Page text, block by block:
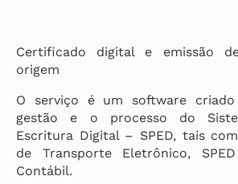
Certificado digital e emissão
origem
O serviço é um software
gestão e o processo do
Escritura Digital – SPED, tais
de Transporte Eletrônico,
Contábil.